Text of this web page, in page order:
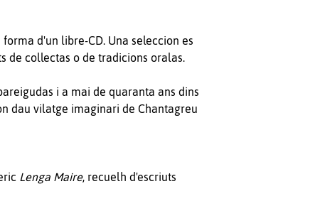
d'un libre-CD. Una seleccion es
de collectas o de tradicions oralas.
i a mai de quaranta ans dins
dau vilatge imaginari de Chantagreu
Lenga Maire, recuelh d'escriuts